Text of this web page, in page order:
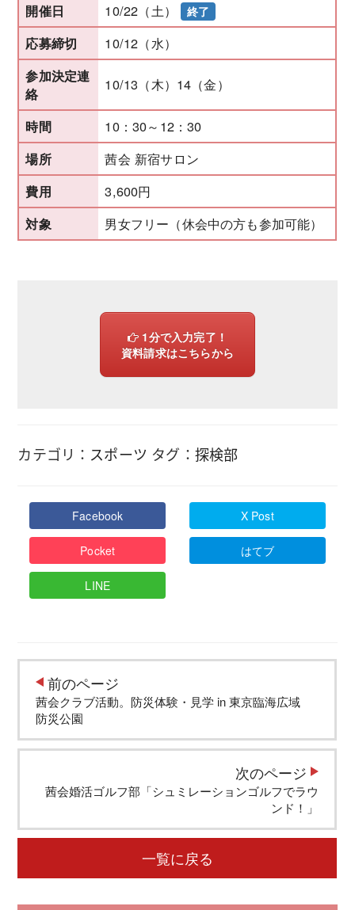
開催日 10/22（土） 終了
応募締切 10/12（水）
参加決定連
絡
10/13（木）14（金）
時間 10：30～12：30
場所 茜会 新宿サロン
費用 3,600円
対象 男女フリー（休会中の方も参加可能）
1分で入力完了！
資料請求はこちらから
カテゴリ： スポーツ タグ： 探検部
Facebook X Post
Pocket はてブ
LINE
前のページ
茜会クラブ活動。防災体験・見学 in 東京臨海広域
防災公園
次のページ
茜会婚活ゴルフ部「シュミレーションゴルフでラウ
ンド！」
一覧に戻る